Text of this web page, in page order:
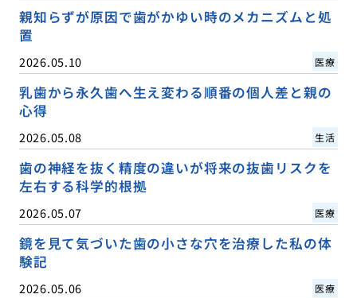
親知らずが原因で歯がかゆい時のメカニズムと処
置
2026.05.10 医療
乳歯から永久歯へ生え変わる順番の個人差と親の
心得
2026.05.08 生活
歯の神経を抜く精度の違いが将来の抜歯リスクを
左右する科学的根拠
2026.05.07 医療
鏡を見て気づいた歯の小さな穴を治療した私の体
験記
2026.05.06 医療